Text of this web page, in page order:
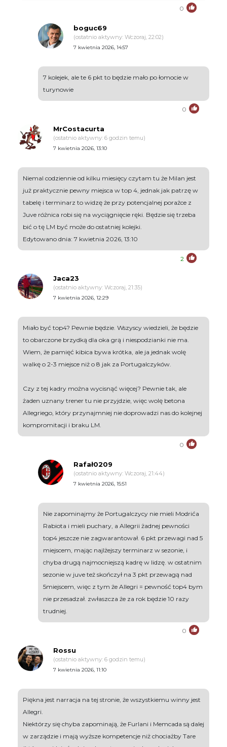
0
boguc69
(ostatnio aktywny: Wczoraj, 22:02)
7 kwietnia 2026, 14:57
7 kolejek, ale te 6 pkt to będzie mało po łomocie w
turynowie
0
MrCostacurta
(ostatnio aktywny: 6 godzin temu)
7 kwietnia 2026, 13:10
Niemal codziennie od kilku miesięcy czytam tu że Milan jest
już praktycznie pewny miejsca w top 4, jednak jak patrzę w
tabelę i terminarz to widzę że przy potencjalnej porażce z
Juve różnica robi się na wyciągnięcie ręki. Będzie się trzeba
bić o tę LM być może do ostatniej kolejki.
Edytowano dnia: 7 kwietnia 2026, 13:10
2
Jaca23
(ostatnio aktywny: Wczoraj, 21:35)
7 kwietnia 2026, 12:29
Miało być top4? Pewnie będzie. Wszyscy wiedzieli, że będzie
to obarczone brzydką dla oka grą i niespodzianki nie ma.
Wiem, że pamięć kibica bywa krótka, ale ja jednak wolę
walkę o 2-3 miejsce niż o 8 jak za Portugalczyków.
Czy z tej kadry można wycisnąć więcej? Pewnie tak, ale
żaden uznany trener tu nie przyjdzie, więc wolę betona
Allegriego, który przynajmniej nie doprowadzi nas do kolejnej
kompromitacji i braku LM.
0
Rafał0209
(ostatnio aktywny: Wczoraj, 21:44)
7 kwietnia 2026, 15:51
Nie zapominajmy że Portugalczycy nie mieli Modrića
Rabiota i mieli puchary, a Allegrii żadnej pewności
top4 jeszcze nie zagwarantował. 6 pkt przewagi nad 5
miejscem, mając najlżejszy terminarz w sezonie, i
chyba drugą najmocniejszą kadrę w lidzę. w ostatnim
sezonie w juve też skończył na 3 pkt przewagą nad
5miejscem, więc z tym że Allegri = pewność top4 bym
nie przesadzał. zwłaszcza że za rok będzie 10 razy
trudniej.
0
Rossu
(ostatnio aktywny: 6 godzin temu)
7 kwietnia 2026, 11:10
Piękna jest narracja na tej stronie, że wszystkiemu winny jest
Allegri.
Niektórzy się chyba zapominają, że Furlani i Memcada są dalej
w zarządzie i mają wyższe kompetencje niż chociażby Tare